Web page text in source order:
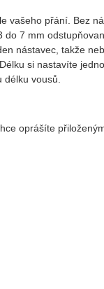
vašeho přání. Bez
7 mm
nástavec, takže
si nastavíte
délku vousů.
oprášíte